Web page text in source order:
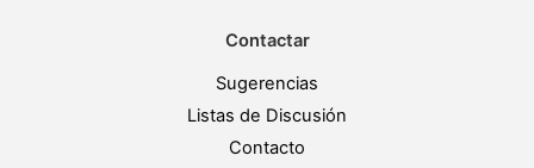
Contactar
Sugerencias
Listas de Discusión
Contacto